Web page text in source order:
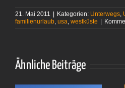
21. Mai 2011 Kategorien: Unterwegs,
familienurlaub, usa, westküste
Ähnliche Beiträge